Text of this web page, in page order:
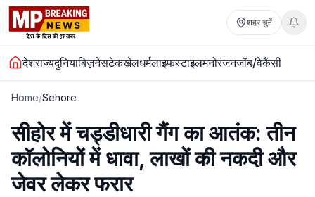
शहर चुनें
देशराज्यदुनियाबिज़नेसटेकखेलधर्मलाइफस्टाइलमनोरंजनजॉब/वेकैंसी
Home/Sehore
सीहोर में चड्डीधारी गैंग का आतंक: तीन
कॉलोनियों में धावा, लाखों की नकदी और
जेवर लेकर फरार